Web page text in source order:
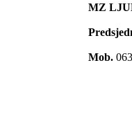
MZ
Mob.